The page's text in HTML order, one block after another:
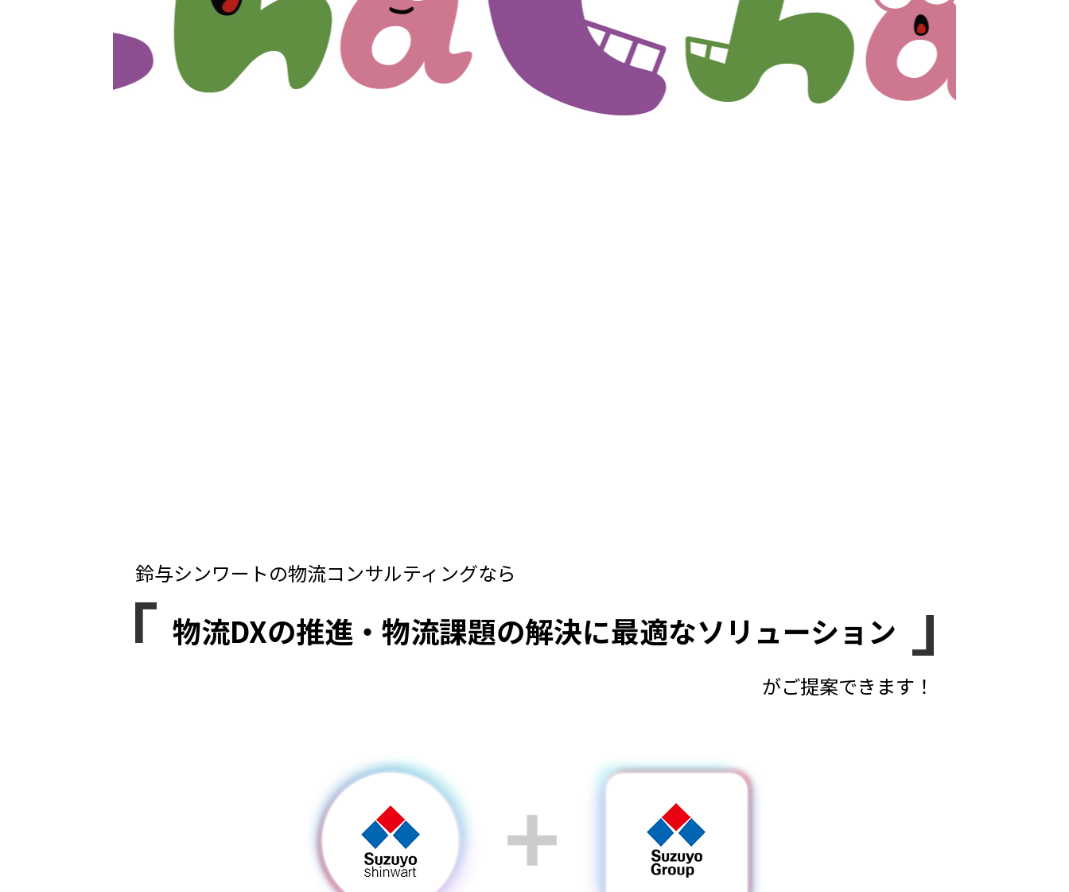
鈴与シンワートの物流コンサルティングなら
物流DXの推進・物流課題の解決に最適なソリューション
がご提案できます！
プライバシー情報
不可欠な Cookie
プライバシー情報
お客様が当サイトを訪れると、ブラウザに情報が保存される、またはブ
ラウザに保存された情報が取得されることがあります。情報の主な保存